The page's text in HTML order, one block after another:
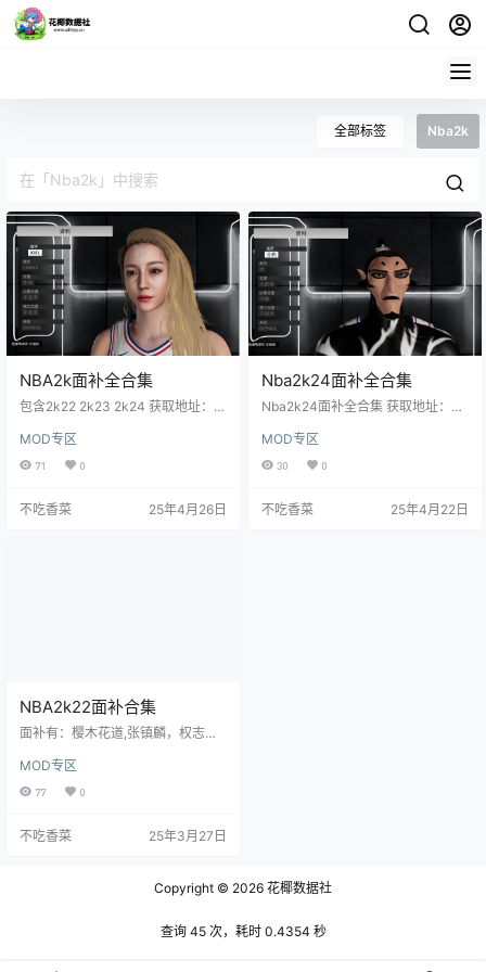
全部标签 Nba2k
NBA2k面补全合集
包含2k22 2k23 2k24 获取地址：点
MOD专区
71 0
不吃香菜 25年4月26日
Nba2k24面补全合集
Nba2k24面补全合集 获取地址：点
MOD专区
30 0
不吃香菜 25年4月22日
NBA2k22面补合集
面补有：樱木花道,张镇麟，权志
队系列，C罗， 周琦，蝙蝠侠，圣
诞老人，路飞，科比女儿 樱木花
道，龙朱面补合集，等等更多面补
MOD专区
77 0
不吃香菜 25年3月27日
Copyright © 2026 花椰数据社
查询 45 次，耗时 0.4354 秒